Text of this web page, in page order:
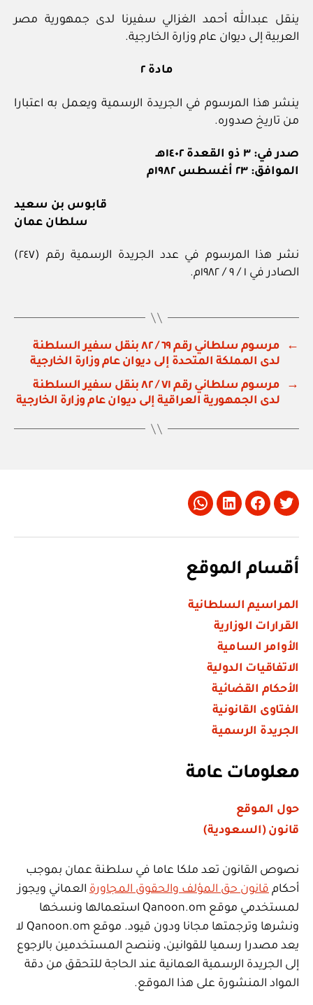
ينقل عبدالله أحمد الغزالي سفيرنا لدى جمهورية مصر
العربية إلى ديوان عام وزارة الخارجية.
مادة ٢
ينشر هذا المرسوم في الجريدة الرسمية ويعمل به اعتبارا
من تاريخ صدوره.
صدر في: ٣ ذو القعدة ١٤٠٢هـ
الموافق: ٢٣ أغسطس ١٩٨٢م
قابوس بن سعيد
سلطان عمان
نشر هذا المرسوم في عدد الجريدة الرسمية رقم (٢٤٧)
الصادر في ١ / ٩ / ١٩٨٢م.
←
مرسوم سلطاني رقم ٦٩ / ٨٢ بنقل سفير السلطنة
لدى المملكة المتحدة إلى ديوان عام وزارة الخارجية
→
مرسوم سلطاني رقم ٧١ / ٨٢ بنقل سفير السلطنة
لدى الجمهورية العراقية إلى ديوان عام وزارة الخارجية
Twitter
Facebook
LinkedIn
Whatsapp
أقسام الموقع
المراسيم السلطانية
القرارات الوزارية
الأوامر السامية
الاتفاقيات الدولية
الأحكام القضائية
الفتاوى القانونية
الجريدة الرسمية
معلومات عامة
حول الموقع
قانون (السعودية)
نصوص القانون تعد ملكا عاما في سلطنة عمان بموجب
أحكام قانون حق المؤلف والحقوق المجاورة العماني ويجوز
لمستخدمي موقع Qanoon.om استعمالها ونسخها
ونشرها وترجمتها مجانا ودون قيود. موقع Qanoon.om لا
يعد مصدرا رسميا للقوانين، وننصح المستخدمين بالرجوع
إلى الجريدة الرسمية العمانية عند الحاجة للتحقق من دقة
المواد المنشورة على هذا الموقع.